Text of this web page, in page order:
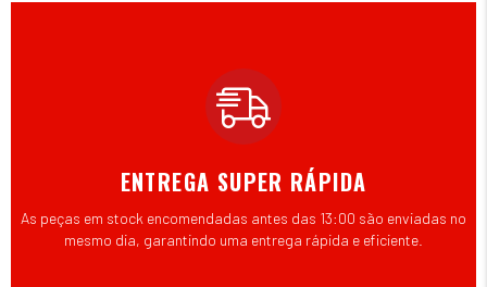
ENTREGA SUPER RÁPIDA
As peças em stock encomendadas antes das 13:00 são enviadas no
mesmo dia, garantindo uma entrega rápida e eficiente.